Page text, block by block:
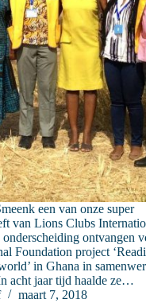
een van onze super
van Lions Clubs
ontvangen
Foundation project
in Ghana in
acht jaar tijd haalde ze…
maart 7, 2018